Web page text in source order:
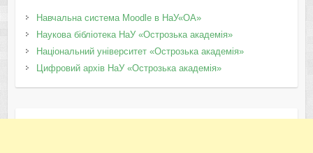
Навчальна система Moodle в НаУ«ОА»
Наукова бібліотека НаУ «Острозька академія»
Національний університет «Острозька академія»
Цифровий архів НаУ «Острозька академія»